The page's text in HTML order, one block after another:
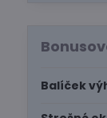
Balíček